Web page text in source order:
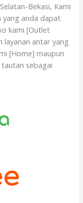
Bekasi, Kami
yang anda dapat
kami [Outlet
layanan antar yang
[Home] maupun
sebagai